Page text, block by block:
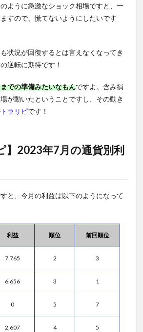
ように急激なショック相場ですと、一
すので、慌てないようにしたいです
状況が回復するとは言えなくなってき
逆転に期待です！
での準備みたいなもんですよ。含み損
が動いたということですし、その動き
トラリピです！
】2023年7月の通貨別利
と、今月の利益は以下のようになって
利益 順位 前回順位
7,765 2 3
6,656 3 1
0 5 7
2,607 4 5